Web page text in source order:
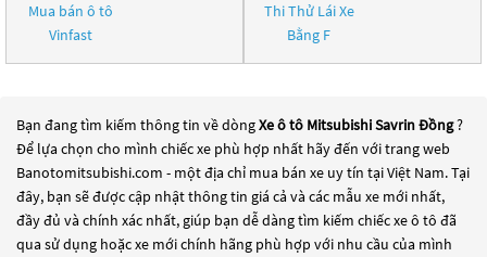
Mua bán ô tô
Vinfast
Thi Thử Lái Xe
Bằng F
Bạn đang tìm kiếm thông tin về dòngXe ô tô Mitsubishi Savrin Đồng?
Để lựa chọn cho mình chiếc xe phù hợp nhất hãy đến với trang web
Banotomitsubishi.com - một địa chỉ mua bán xe uy tín tại Việt Nam. Tại
đây, bạn sẽ được cập nhật thông tin giá cả và các mẫu xe mới nhất,
đầy đủ và chính xác nhất, giúp bạn dễ dàng tìm kiếm chiếc xe ô tô đã
qua sử dụng hoặc xe mới chính hãng phù hợp với nhu cầu của mình